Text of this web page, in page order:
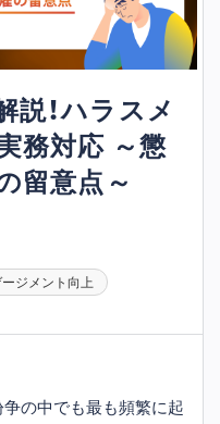
！ハラスメ
務対応 ～懲
留意点～
ージメント向上
争の中でも最も頻繁に起